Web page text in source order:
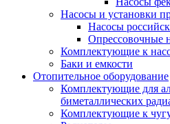
Насосы и установки
Насосы
Опрессовочные
Комплектующие к
Баки и емкости
Отопительное оборудование
Комплектующие для
биметаллических
Комплектующие к